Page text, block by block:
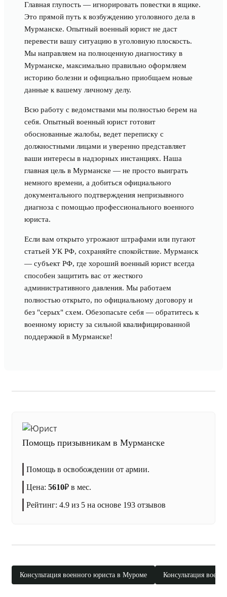
Главная глупость — игнорировать повестки в ящике.
Это прямой путь к возбуждению уголовного дела в
Мурманске. Опытный военный юрист не даст
перевести вашу ситуацию в уголовную плоскость.
Мы направляем на полноценную диагностику в
Мурманске, максимально правильно оформляем
историю болезни и официально приобщаем новые
данные к вашему личному делу.
Всю работу с ведомствами мы полностью берем на
себя. Опытный военный юрист готовит
обоснованные жалобы, ведет переписку с
должностными лицами и уверенно представляет
ваши интересы в надзорных инстанциях. Наша
главная цель в Мурманске — не просто выиграть
немного времени, а добиться официального
документального подтверждения непризывного
диагноза с помощью профессионального военного
юриста.
Если вам открыто угрожают штрафами или пугают
статьей УК РФ, сохраняйте спокойствие. Мурманск
— субъект РФ, где хороший военный юрист всегда
способен защитить вас от жесткого
административного давления. Мы работаем
полностью открыто, по официальному договору и
без "серых" схем. Обезопасьте себя — обратитесь к
военному юристу за сильной квалифицированной
поддержкой в Мурманске!
Помощь призывникам в Мурманске
Помощь в освобождении от армии.
Цена: 5610₽ в мес.
Рейтинг: 4.9 из 5 на основе 193 отзывов
Консультация военного юриста в Муроме Консультация